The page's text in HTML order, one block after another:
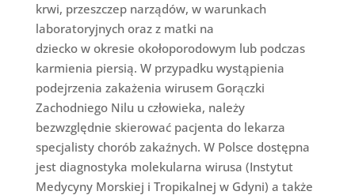
krwi, przeszczep narządów, w warunkach
laboratoryjnych oraz z matki na
dziecko w okresie okołoporodowym lub podczas
karmienia piersią. W przypadku wystąpienia
podejrzenia zakażenia wirusem Gorączki
Zachodniego Nilu u człowieka, należy
bezwzględnie skierować pacjenta do lekarza
specjalisty chorób zakaźnych. W Polsce dostępna
jest diagnostyka molekularna wirusa (Instytut
Medycyny Morskiej i Tropikalnej w Gdyni) a także